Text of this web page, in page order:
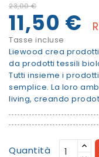
23,00 €
11,50 €
Tasse incluse
Liewood crea
da prodotti tessili
Tutti insieme i
semplice. La loro
living, creando
Quantità